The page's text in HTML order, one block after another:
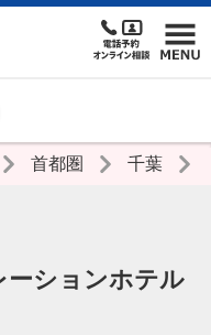
首都圏 千葉
ーションホテル